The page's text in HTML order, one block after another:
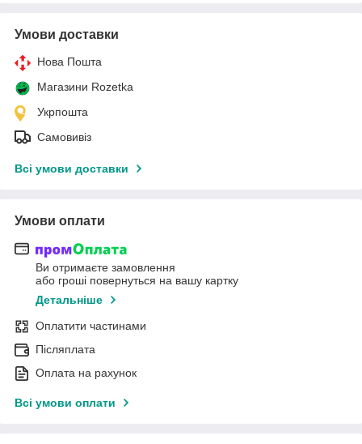
Умови доставки
Нова Пошта
Магазини Rozetka
Укрпошта
Самовивіз
Всі умови доставки
Умови оплати
Ви отримаєте замовлення
або гроші повернуться на вашу картку
Детальніше
Оплатити частинами
Післяплата
Оплата на рахунок
Всі умови оплати